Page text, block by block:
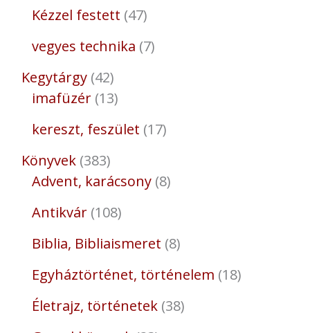
Kézzel festett 47
vegyes technika 7
Kegytárgy 42
imafüzér 13
kereszt, feszület 17
Könyvek 383
Advent, karácsony 8
Antikvár 108
Biblia, Bibliaismeret 8
Egyháztörténet, történelem 18
Életrajz, történetek 38